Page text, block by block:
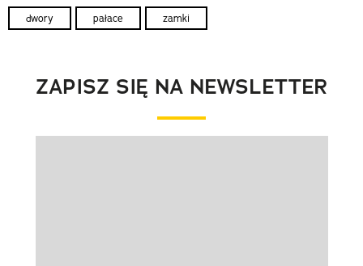
dwory pałace zamki
ZAPISZ SIĘ NA NEWSLETTER